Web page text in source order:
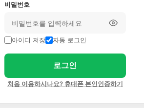
비밀번호
아이디 저장 자동 로그인
로그인
처음 이용하시나요? 휴대폰 본인인증하기